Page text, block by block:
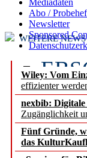
Mediadaten
Abo /
Newsletter
Sponsored
Wiley: Vom
effizienter
nexbib:
Zugänglichkeit
Fünf Gründe,
das
WEITERE NEWS